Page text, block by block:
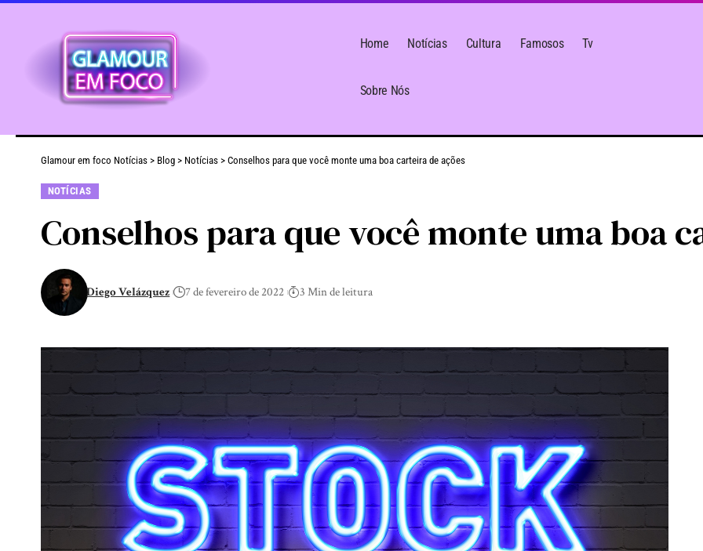
Home Notícias Cultura Famosos Tv
Sobre Nós
Glamour em foco Notícias > Blog > Notícias > Conselhos para que você monte uma boa carteira de ações
NOTÍCIAS
Conselhos para que você monte uma boa
Diego Velázquez 7 de fevereiro de 2022 3 Min de leitura